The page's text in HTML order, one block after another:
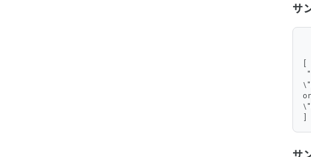
   "pattern": {
  "type": "object"
},
"type": "array"
サ
[
]